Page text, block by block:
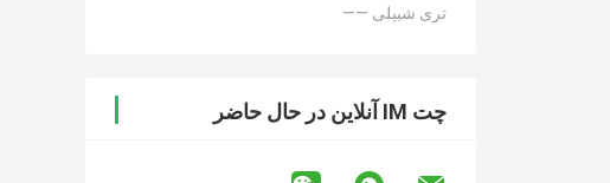
—— تری شیپلی
چت IM آنلاین در حال حاضر